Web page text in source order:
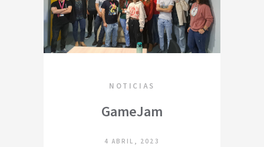
NOTICIAS
GameJam
4 ABRIL, 2023